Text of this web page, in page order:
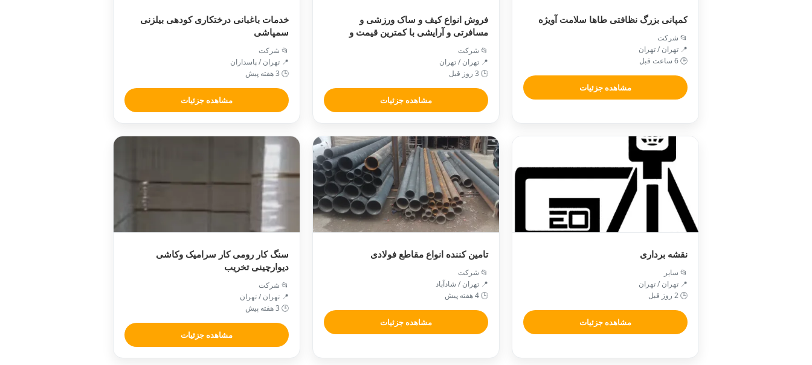
کمپانی بزرگ نظافتی طاها سلامت آویژه
📂 شرکت
📍 تهران / تهران
🕒 6 ساعت قبل
مشاهده جزئیات
فروش انواع کیف و ساک ورزشی و
مسافرتی و آرایشی با کمترین قیمت و
کیفیت عالی موجود است
📂 شرکت
📍 تهران / تهران
🕒 3 روز قبل
مشاهده جزئیات
خدمات باغبانی درختکاری کودهی بیلزنی
سمپاشی
📂 شرکت
📍 تهران / پاسداران
🕒 3 هفته پیش
مشاهده جزئیات
نقشه برداری
📂 سایر
📍 تهران / تهران
🕒 2 روز قبل
مشاهده جزئیات
تامین کننده انواع مقاطع فولادی
📂 شرکت
📍 تهران / شادآباد
🕒 4 هفته پیش
مشاهده جزئیات
سنگ کار رومی کار سرامیک وکاشی
دیوارچینی تخریب
📂 شرکت
📍 تهران / تهران
🕒 3 هفته پیش
مشاهده جزئیات